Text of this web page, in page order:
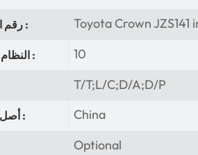
رقم الصنف : Toyota Crown
النظام (موك) : 10
T/T;L/C;D/A;D/P
أصل المنتج : China
Optional